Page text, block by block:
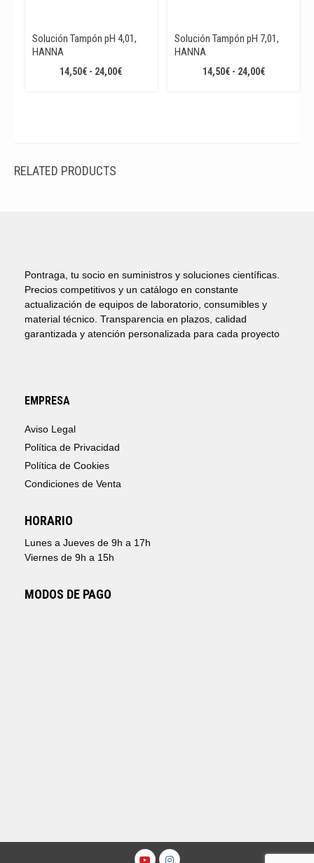
Solución Tampón pH 4,01,
HANNA
14,50€ - 24,00€RANGO
Solución Tampón pH 7,01,
HANNA
14,50€ - 24,00€RANGO
RELATED PRODUCTS
Pontraga, tu socio en suministros y soluciones científicas.
Precios competitivos y un catálogo en constante
actualización de equipos de laboratorio, consumibles y
material técnico. Transparencia en plazos, calidad
garantizada y atención personalizada para cada proyecto
EMPRESA
Aviso Legal
Política de Privacidad
Política de Cookies
Condiciones de Venta
HORARIO
Lunes a Jueves de 9h a 17h
Viernes de 9h a 15h
MODOS DE PAGO
Youtube
Instagram